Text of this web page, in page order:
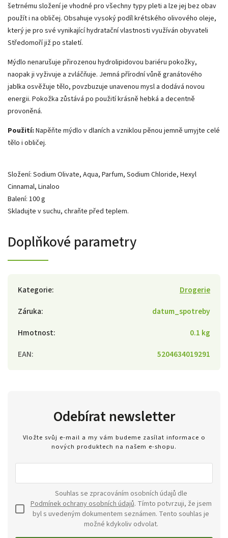
šetrnému složení je vhodné pro všechny typy pleti a lze jej bez obav
použít i na obličej. Obsahuje vysoký podíl krétského olivového oleje,
který je pro své vynikající hydratační vlastnosti využíván obyvateli
Středomoří již po staletí.
Mýdlo nenarušuje přirozenou hydrolipidovou bariéru pokožky,
naopak ji vyživuje a zvláčňuje. Jemná přírodní vůně granátového
jablka osvěžuje tělo, povzbuzuje unavenou mysl a dodává novou
energii. Pokožka zůstává po použití krásně hebká a decentně
provoněná.
Použití: Napěňte mýdlo v dlaních a vzniklou pěnou jemně umyjte celé
tělo i obličej.
Složení: Sodium Olivate, Aqua, Parfum, Sodium Chloride, Hexyl
Cinnamal, Linaloo
Balení: 100 g
Skladujte v suchu, chraňte před teplem.
Doplňkové parametry
Kategorie:
Drogerie
Záruka:
datum_spotreby
Hmotnost:
0.1 kg
EAN: 5204634019291
Odebírat newsletter
Vložte svůj e-mail a my vám budeme zasílat informace o
nových produktech na našem e-shopu.
Podmínek ochrany osobních údajů. Tímto potvrzuji, že jsem
byl s uvedeným dokumentem seznámen. Tento souhlas je
možné kdykoliv odvolat.